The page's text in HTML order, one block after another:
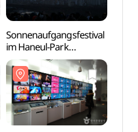
Sonnenaufgangsfestival
im Haneul-Park
(하늘공원해맞이행사)